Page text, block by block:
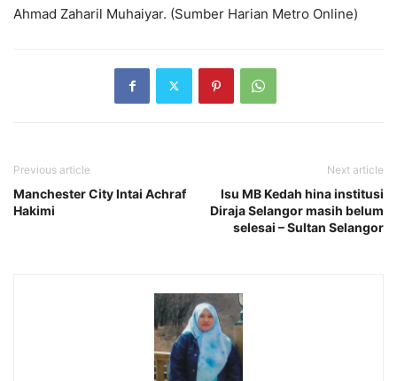
Ahmad Zaharil Muhaiyar. (Sumber Harian Metro Online)
Previous article
Manchester City Intai Achraf
Hakimi
Next article
Isu MB Kedah hina institusi
Diraja Selangor masih belum
selesai – Sultan Selangor